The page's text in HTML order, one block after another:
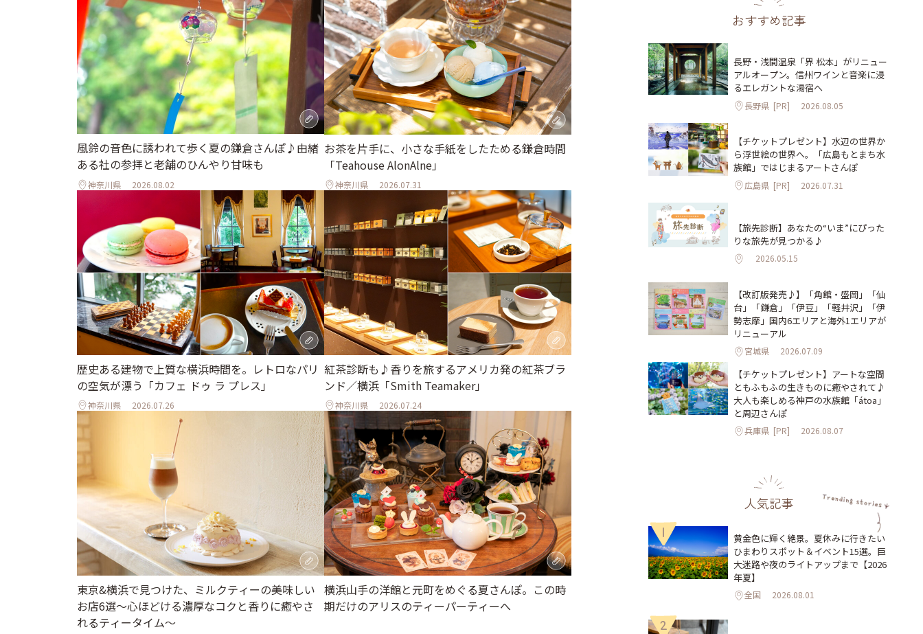
風鈴の音色に誘われて歩く夏の鎌倉さんぽ♪由緒
ある社の参拝と老舗のひんやり甘味も
神奈川県 2026.08.02
お茶を片手に、小さな手紙をしたためる鎌倉時間
「Teahouse AlonAlne」
神奈川県 2026.07.31
歴史ある建物で上質な横浜時間を。レトロなパリ
の空気が漂う「カフェ ドゥ ラ プレス」
神奈川県 2026.07.26
紅茶診断も♪香りを旅するアメリカ発の紅茶ブラ
ンド／横浜「Smith Teamaker」
神奈川県 2026.07.24
東京&横浜で見つけた、ミルクティーの美味しい
お店6選～心ほどける濃厚なコクと香りに癒やさ
れるティータイム～
横浜山手の洋館と元町をめぐる夏さんぽ。この時
期だけのアリスのティーパーティーへ
おすすめ記事
長野・浅間温泉「界 松本」がリニュー
アルオープン。信州ワインと音楽に浸
るエレガントな湯宿へ
長野県 [PR] 2026.08.05
【チケットプレゼント】水辺の世界か
ら浮世絵の世界へ。「広島もとまち水
族館」ではじまるアートさんぽ
広島県 [PR] 2026.07.31
【旅先診断】あなたの“いま”にぴった
りな旅先が見つかる♪
2026.05.15
【改訂版発売♪】「角館・盛岡」「仙
台」「鎌倉」「伊豆」「軽井沢」「伊
勢志摩」国内6エリアと海外1エリアが
リニューアル
宮城県 2026.07.09
【チケットプレゼント】アートな空間
ともふもふの生きものに癒やされて♪
大人も楽しめる神戸の水族館「átoa」
と周辺さんぽ
兵庫県 [PR] 2026.08.07
人気記事
1
黄金色に輝く絶景。夏休みに行きたい
ひまわりスポット＆イベント15選。巨
大迷路や夜のライトアップまで【2026
年夏】
全国 2026.08.01
2